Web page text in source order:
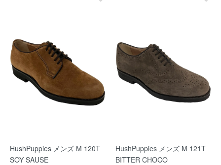
HushPuppies メンズ M 120T
SOY SAUSE
HushPuppies メンズ M 121T
BITTER CHOCO